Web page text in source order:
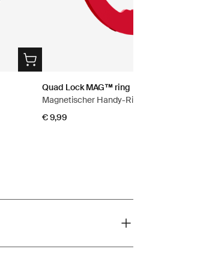
Quad Lock MAG™ ring
Magnetischer Handy-Ring
€ 9,99